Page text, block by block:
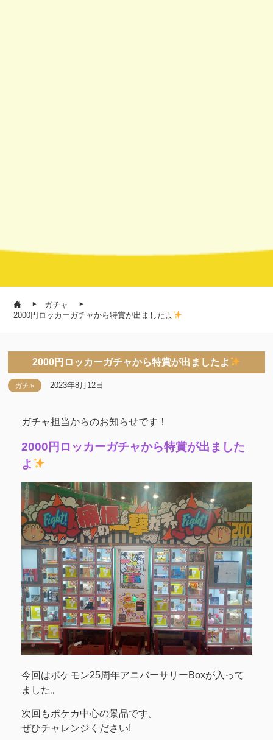
ガチャ
2000円ロッカーガチャから特賞が出ましたよ
2000円ロッカーガチャから特賞が出ましたよ
ガチャ 2023年8月12日
ガチャ担当からのお知らせです！
2000円ロッカーガチャから特賞が出ました
よ
今回はポケモン25周年アニバーサリーBoxが入って
ました。
次回もポケカ中心の景品です。
ぜひチャレンジください!